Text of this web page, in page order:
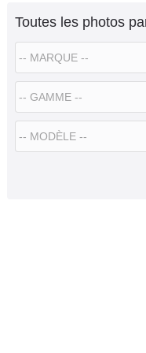
Toutes les photos